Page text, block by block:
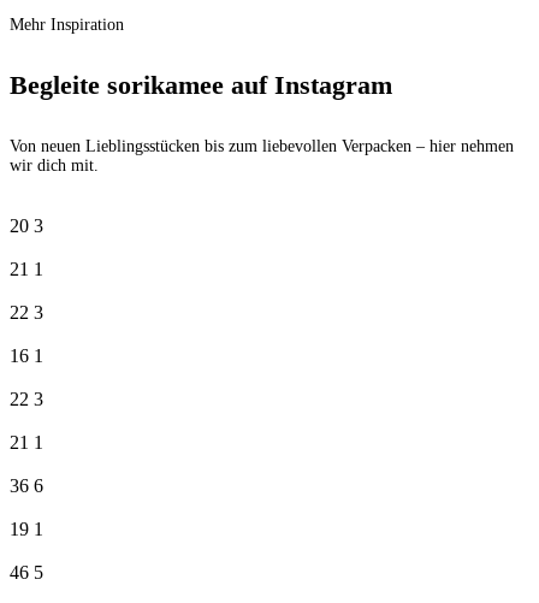
Mehr Inspiration
Begleite sorikamee auf Instagram
Von neuen Lieblingsstücken bis zum liebevollen Verpacken – hier nehmen
wir dich mit.
20 3
21 1
22 3
16 1
22 3
21 1
36 6
19 1
46 5